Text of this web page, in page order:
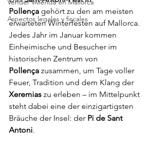
Vender vivienda en Mallorca
Aspectos legales y fiscales
Pollença gehört zu den am meisten
erwarteten Winterfesten auf Mallorca.
Jedes Jahr im Januar kommen
Einheimische und Besucher im
historischen Zentrum von
Pollença zusammen, um Tage voller
Feuer, Tradition und dem Klang der
Xeremias zu erleben – im Mittelpunkt
steht dabei eine der einzigartigsten
Bräuche der Insel: der Pi de Sant
Antoni.